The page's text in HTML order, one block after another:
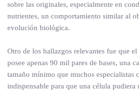
sobre las originales, especialmente en
nutrientes, un comportamiento similar al
evolución biológica.
Otro de los hallazgos relevantes fue que
posee apenas 90 mil pares de bases, una
tamaño mínimo que muchos especialistas
indispensable para que una célula pudiera